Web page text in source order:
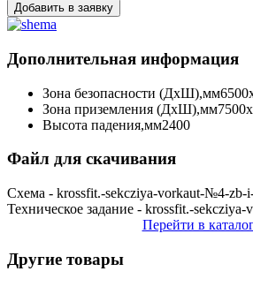
Добавить в заявку
Дополнительная информация
Зона безопасности (ДхШ),мм
Зона приземления (ДхШ),мм
Высота падения,мм2400
Файл для скачивания
Схема - krossfit.-sekcziya-vorkaut-№4-zb-
Техническое задание - krossfit.-
Перейти в
Другие товары